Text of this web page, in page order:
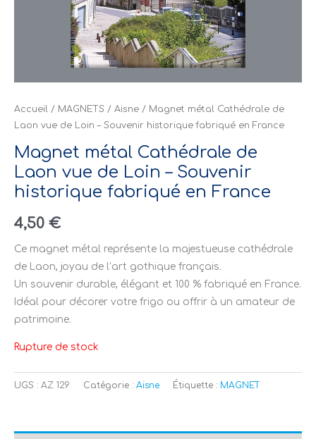
Accueil / MAGNETS / Aisne / Magnet métal Cathédrale de
Laon vue de Loin – Souvenir historique fabriqué en France
Magnet métal Cathédrale de
Laon vue de Loin – Souvenir
historique fabriqué en France
4,50 €
Ce magnet métal représente la majestueuse cathédrale
de Laon, joyau de l’art gothique français.
Un souvenir durable, élégant et 100 % fabriqué en France.
Idéal pour décorer votre frigo ou offrir à un amateur de
patrimoine.
Rupture de stock
UGS : AZ 129 Catégorie : Aisne Étiquette : MAGNET